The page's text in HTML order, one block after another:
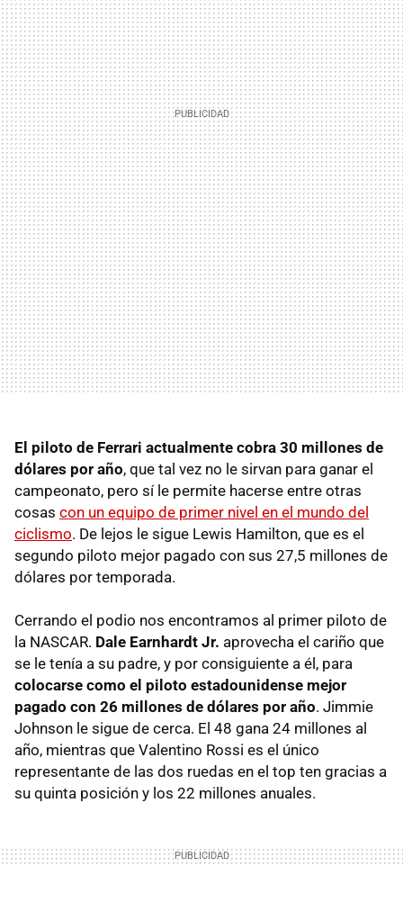
El piloto de Ferrari actualmente cobra 30 millones de
dólares por año, que tal vez no le sirvan para ganar el
campeonato, pero sí le permite hacerse entre otras
cosas con un equipo de primer nivel en el mundo del
ciclismo. De lejos le sigue Lewis Hamilton, que es el
segundo piloto mejor pagado con sus 27,5 millones de
dólares por temporada.
Cerrando el podio nos encontramos al primer piloto de
la NASCAR. Dale Earnhardt Jr. aprovecha el cariño que
se le tenía a su padre, y por consiguiente a él, para
colocarse como el piloto estadounidense mejor
pagado con 26 millones de dólares por año. Jimmie
Johnson le sigue de cerca. El 48 gana 24 millones al
año, mientras que Valentino Rossi es el único
representante de las dos ruedas en el top ten gracias a
su quinta posición y los 22 millones anuales.